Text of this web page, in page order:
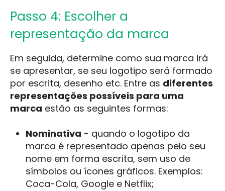
Passo 4: Escolher a
representação da marca
Em seguida, determine como sua marca irá
se apresentar, se seu logotipo será formado
por escrita, desenho etc. Entre as diferentes
representações possíveis para uma
marca estão as seguintes formas:
Nominativa - quando o logotipo da
marca é representado apenas pelo seu
nome em forma escrita, sem uso de
símbolos ou ícones gráficos. Exemplos:
Coca-Cola, Google e Netflix;